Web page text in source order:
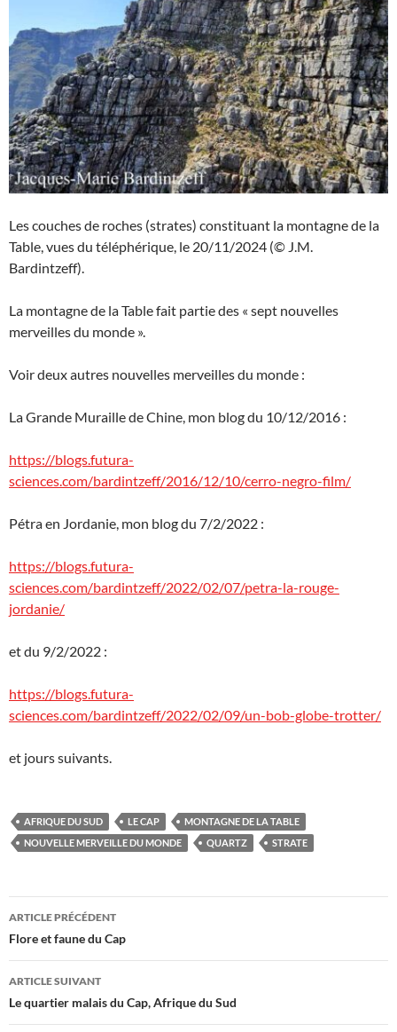
Les couches de roches (strates) constituant la montagne de la
Table, vues du téléphérique, le 20/11/2024 (© J.M.
Bardintzeff).
La montagne de la Table fait partie des « sept nouvelles
merveilles du monde ».
Voir deux autres nouvelles merveilles du monde :
La Grande Muraille de Chine, mon blog du 10/12/2016 :
https://blogs.futura-
sciences.com/bardintzeff/2016/12/10/cerro-negro-film/
Pétra en Jordanie, mon blog du 7/2/2022 :
https://blogs.futura-
sciences.com/bardintzeff/2022/02/07/petra-la-rouge-
jordanie/
et du 9/2/2022 :
https://blogs.futura-
sciences.com/bardintzeff/2022/02/09/un-bob-globe-trotter/
et jours suivants.
AFRIQUE DU SUD LE CAP
MONTAGNE DE LA TABLE
NOUVELLE MERVEILLE DU MONDE
QUARTZ STRATE
Navigation
des
articles
ARTICLE PRÉCÉDENT
Flore et faune du Cap
ARTICLE SUIVANT
Le quartier malais du Cap, Afrique du Sud